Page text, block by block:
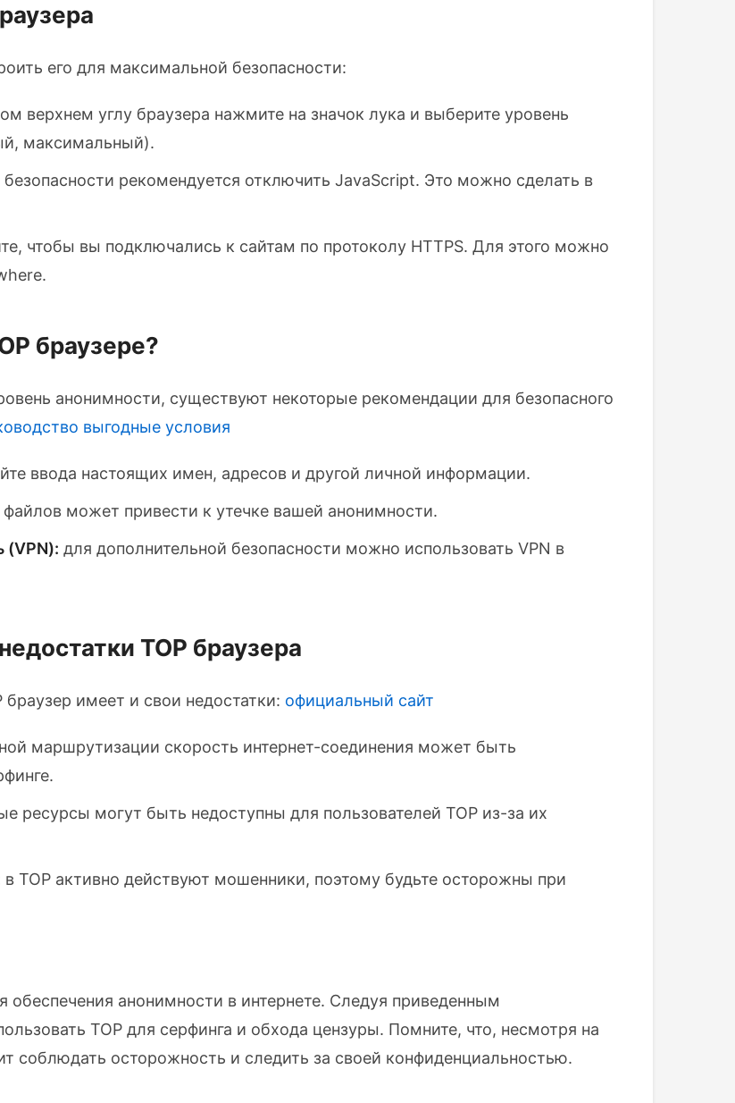
его для максимальной безопасности:
верхнем углу браузера нажмите на значок лука и выберите уровень
максимальный).
рекомендуется отключить JavaScript. Это можно сделать в
чтобы вы подключались к сайтам по протоколу HTTPS. Для этого можно
браузере?
анонимности, существуют некоторые рекомендации для безопасного
выгодные условия
ввода настоящих имен, адресов и другой личной информации.
файлов может привести к утечке вашей анонимности.
(VPN): для дополнительной безопасности можно использовать VPN в
ТОР браузера
имеет и свои недостатки: официальный сайт
маршрутизации скорость интернет-соединения может быть
ресурсы могут быть недоступны для пользователей ТОР из-за их
в ТОР активно действуют мошенники, поэтому будьте осторожны при
анонимности в интернете. Следуя приведенным
ТОР для серфинга и обхода цензуры. Помните, что, несмотря на
соблюдать осторожность и следить за своей конфиденциальностью.